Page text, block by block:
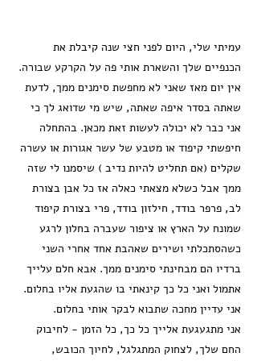
עמיתי שלי, היום לפני חצי שנה קיבלת את
הכנפיים שלך והשארת אותי פה על הקרקע שבורה.
אין יום מאז שאני לא מחפשת סימנים ממך, לדעת
שאתה בסדר איפה שאתה, שיש מי שדואג לך כי
אני כבר לא יכולה לעשות זאת מכאן. בהתחלה
חיפשתי קיפוד או מטבע של עשר אגורות או עשרה
שקלים (אם תחליט להיות נדיב ) שיסמנו לי שזה
ממך אבל כשלא מצאתי כאלה אז כל אבן בצורת
לב, פרפר בודד, חילזון בודד, פרי בצורת קיפוד
שמונח על הארץ או ציפור שעברה בחלון לרגע
כשהסתכלתי ושירים שאהבת אחד אחרי השני
ברדיו הם מבחינתי סימנים ממך. אבא חלם עלייך
אתמול ואני כל כך קינאתי בו שהגעת אליו בחלום.
אני עדיין מחכה שתבוא לבקר אותי בחלום.
אני מתגעגעת אלייך כל כך, כל הזמן - לחיבוק
החם שלך, לצחוק המתגלגל, לחיוך הכובש,